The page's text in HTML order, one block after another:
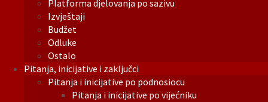
Platforma djelovanja po sazivu
Izvještaji
Budžet
Odluke
Ostalo
Pitanja, inicijative i zaključci
Pitanja i inicijative po podnosiocu
Pitanja i inicijative po vijećniku